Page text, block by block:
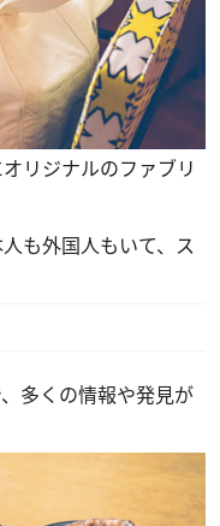
リジナルのファブリ
も外国人もいて、ス
多くの情報や発見が